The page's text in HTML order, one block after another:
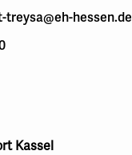
hessen.de
Kassel